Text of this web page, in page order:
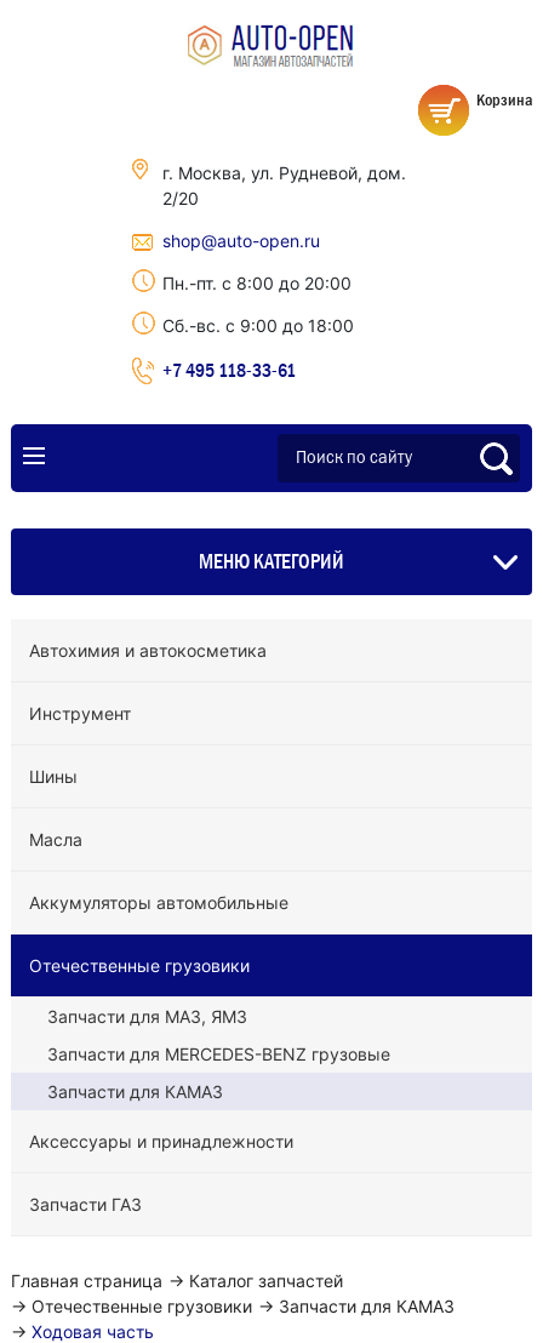
г. Москва, ул. Рудневой, дом.
2/20
shop@auto-open.ru
Пн.-пт. с 8:00 до 20:00
Сб.-вс. с 9:00 до 18:00
+7 495 118-33-61
Корзина
МЕНЮ КАТЕГОРИЙ
Автохимия и автокосметика
Инструмент
Шины
Масла
Аккумуляторы автомобильные
Отечественные грузовики
Запчасти для МАЗ, ЯМЗ
Запчасти для MERCEDES-BENZ грузовые
Запчасти для КАМАЗ
Аксессуары и принадлежности
Запчасти ГАЗ
Главная страница → Каталог запчастей
→ Отечественные грузовики → Запчасти для КАМАЗ
→ Ходовая часть